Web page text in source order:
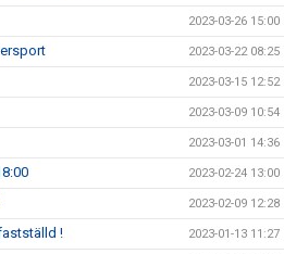
2023-03-26 15:00
2023-03-22 08:25
2023-03-15 12:52
2023-03-09 10:54
2023-03-01 14:36
2023-02-24 13:00
2023-02-09 12:28
! 2023-01-13 11:27